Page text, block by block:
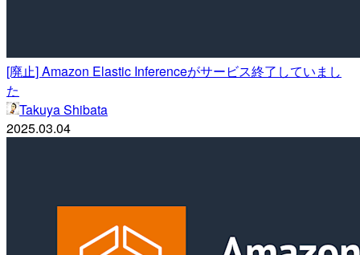
[廃止] Amazon Elastic Inferenceがサービス終了していまし
た
Takuya Shibata
2025.03.04